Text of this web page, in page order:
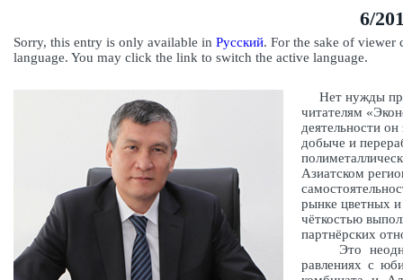
6/
Sorry, this entry is only available inРусский. For the sake of
alternative language. You may click the link to switch the active
Нет нужды
комбинат
лет своей
предприятие
свинцово-
Узбекистане,
он упрочил
и драгоценных
выполнения
партнёрских